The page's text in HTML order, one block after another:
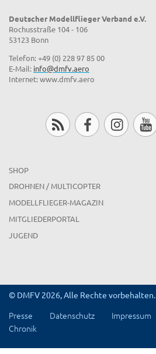
Deutscher Modellflieger Verband e.V.
Rochusstraße 104 - 106
53123 Bonn
Telefon: +49 (0) 228 97 85 00
E-Mail: info@dmfv.aero
Internet: www.dmfv.aero
SHOP
DROHNEN / MULTICOPTER
MODELLFLIEGER-MAGAZIN
MITGLIEDERPORTAL
JUGEND
© DMFV 2026, Alle Rechte vorbehalten.
Presse Datenschutz Impressum
Chronik